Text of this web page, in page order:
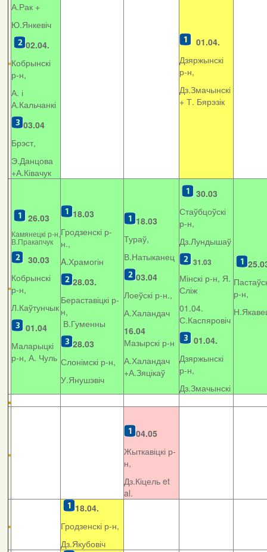
А.Рак +
Ю.Янкевіч
02.04.
Кобрынскі
р-н,
А. і
А.Кальчанкі
03.04
Брэст,
Э.Данцова
+А.Ківачук
01.04.
Дзяржынскі
р-н,
Дз.Змачынскі
+ Т. Бярэзік
26.03
Камянецкі р-н,
В.Пракапчук
30.03
Кобрынскі
р-н,
Л.Каўтунчык
01.04
Маларыцкі
р-н, А. Чуль
18.03
Гродзенскі р-
н.,
A.Храмогін
28.03.
Бераставіцкі р-
н,
В.Гуменны
28.03
Слонімскі р-н,
У.Янушэвіч
18.03
Тураў,
В.Натыканец
03.04
Лоеўскі р-н.,
А.Халандач
16.04
Мазырскі р-н
А.Халандач
+А.Зяцікаў
30.03
Стаўбцоўскі
р-н,
Дз.Лундышаў
31.03
Мінскі р-н, Я.
Сліж
01.04.
С.Каспяровіч
01.04.
Дзяржынскі
р-н,
Дз.Змачынскі
р-н,
04.05
Жыткавіцкі р-
н,
Дз.Кіцель et
al.
18.04.
Гродзенскі р-н,
Дз.Якубовіч